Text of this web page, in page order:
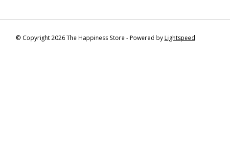
© Copyright 2026 The Happiness Store - Powered byLightspeed